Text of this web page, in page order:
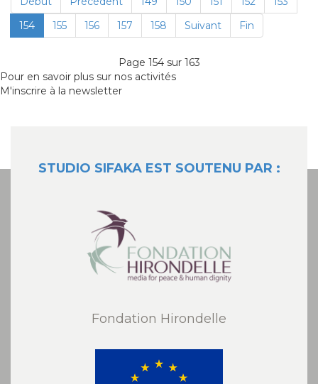
154
155 156 157 158 Suivant Fin
Page 154 sur 163
Pour en savoir plus sur nos activités
M'inscrire à la newsletter
STUDIO SIFAKA EST SOUTENU PAR :
Fondation Hirondelle